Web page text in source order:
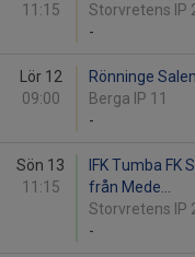
11:15
Storvretens IP
-
Lör 12
09:00
Rönninge
Berga IP 11
-
Sön 13
11:15
IFK Tumba
från Mede...
Storvretens IP
-